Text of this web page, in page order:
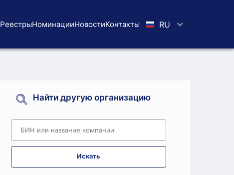
РеестрыНоминацииНовостиKoнтaкты RU
Найти другую организацию
Искать